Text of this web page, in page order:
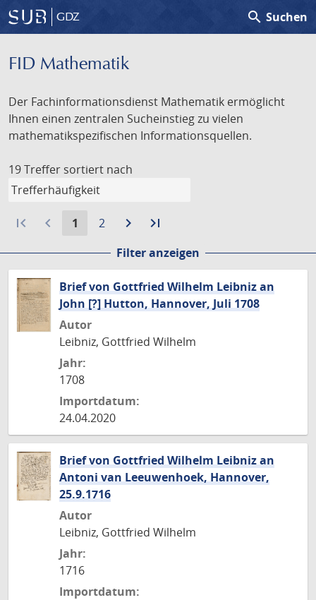
GDZ search Suchen
FID Mathematik
Der Fachinformationsdienst Mathematik ermöglicht
Ihnen einen zentralen Sucheinstieg zu vielen
mathematikspezifischen Informationsquellen.
19 Treffer sortiert nach
first_page navigate_before
Aktuelle
1
Gehe
Seite
2 navigate_next
Zur
Seite
last_page
Seite
Filter anzeigen
Brief von Gottfried Wilhelm Leibniz an
John [?] Hutton, Hannover, Juli 1708
Autor
Leibniz, Gottfried Wilhelm
Jahr:
1708
Importdatum:
24.04.2020
Brief von Gottfried Wilhelm Leibniz an
Antoni van Leeuwenhoek, Hannover,
25.9.1716
Autor
Leibniz, Gottfried Wilhelm
Jahr:
1716
Importdatum: